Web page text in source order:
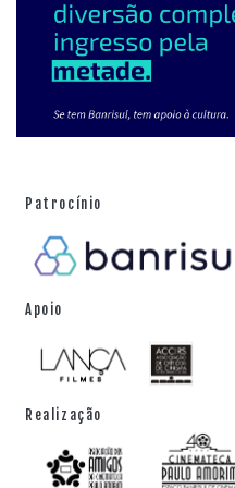
Patrocínio
Apoio
Realização